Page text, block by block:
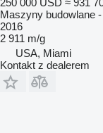
Maszyny budowlane
2016
2 911 m/g
USA, Miami
Kontakt z dealerem